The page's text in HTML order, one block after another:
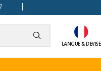
LANGUE & DEVISE